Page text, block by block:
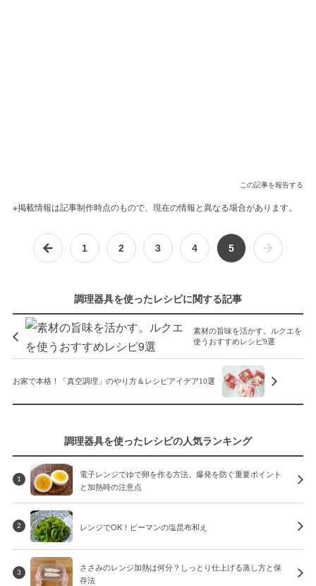
この記事を報告する
※掲載情報は記事制作時点のもので、現在の情報と異なる場合があります。
1 2 3 4 5
調理器具を使ったレシピに関する記事
素材の旨味を活かす。ルクエを
使うおすすめレシピ9選
お家で本格！「真空調理」のやり方＆レシピアイデア10選
調理器具を使ったレシピの人気ランキング
1
電子レンジでゆで卵を作る方法。爆発を防ぐ重要ポイント
と加熱時の注意点
2 レンジでOK！ピーマンの塩昆布和え
3
ささみのレンジ加熱は何分？しっとり仕上げる蒸し方と保
存法